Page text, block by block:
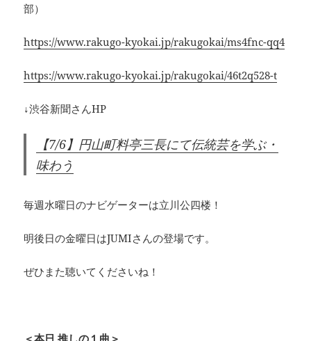
部）
https://www.rakugo-kyokai.jp/rakugokai/ms4fnc-qq4
https://www.rakugo-kyokai.jp/rakugokai/46t2q528-t
↓渋谷新聞さんHP
【7/6】円山町料亭三長にて伝統芸を学ぶ・
味わう
毎週水曜日のナビゲーターは立川公四楼！
明後日の金曜日はJUMIさんの登場です。
ぜひまた聴いてくださいね！
＜本日 推しの１曲＞